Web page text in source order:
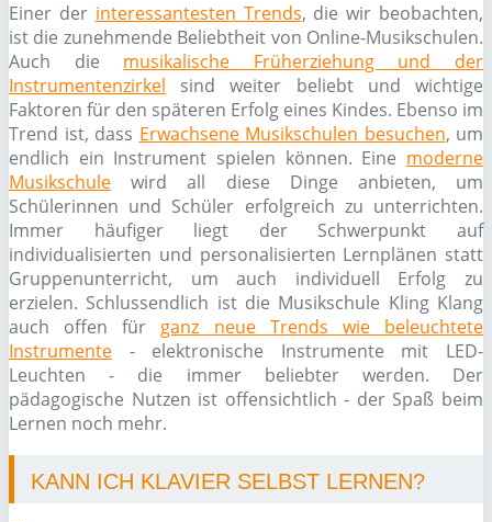
Einer der interessantesten Trends, die wir beobachten,
ist die zunehmende Beliebtheit von Online-Musikschulen.
Auch die musikalische Früherziehung und der
Instrumentenzirkel sind weiter beliebt und wichtige
Faktoren für den späteren Erfolg eines Kindes. Ebenso im
Trend ist, dass Erwachsene Musikschulen besuchen, um
endlich ein Instrument spielen können. Eine moderne
Musikschule wird all diese Dinge anbieten, um
Schülerinnen und Schüler erfolgreich zu unterrichten.
Immer häufiger liegt der Schwerpunkt auf
individualisierten und personalisierten Lernplänen statt
Gruppenunterricht, um auch individuell Erfolg zu
erzielen. Schlussendlich ist die Musikschule Kling Klang
auch offen für ganz neue Trends wie beleuchtete
Instrumente - elektronische Instrumente mit LED-
Leuchten - die immer beliebter werden. Der
pädagogische Nutzen ist offensichtlich - der Spaß beim
Lernen noch mehr.
KANN ICH KLAVIER SELBST LERNEN?